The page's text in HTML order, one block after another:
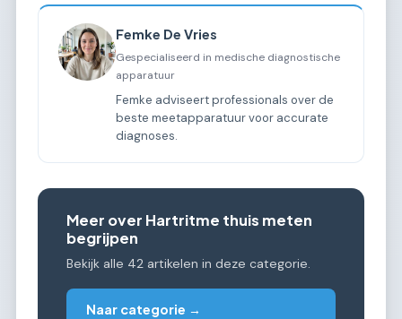
Femke De Vries
Gespecialiseerd in medische diagnostische
apparatuur
Femke adviseert professionals over de
beste meetapparatuur voor accurate
diagnoses.
Meer over Hartritme thuis meten
begrijpen
Bekijk alle 42 artikelen in deze categorie.
Naar categorie →